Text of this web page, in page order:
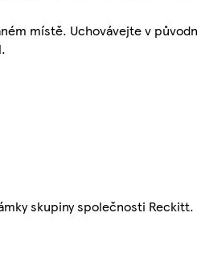
místě. Uchovávejte v
skupiny společnosti Reckitt.